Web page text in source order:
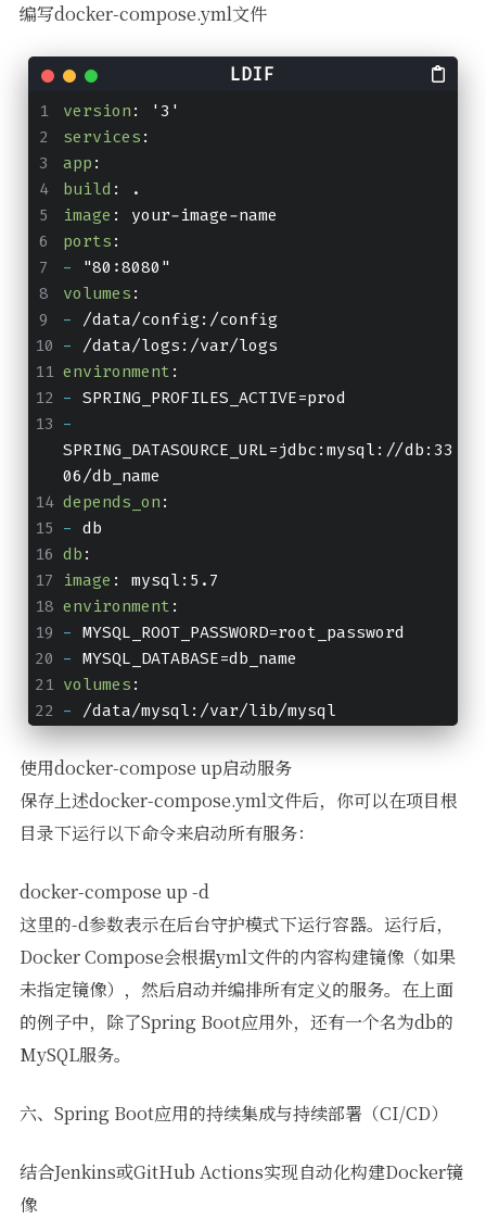
编写docker-compose.yml文件
version : '3'
services :
app :
build : .
image : your-image-name
ports :
- "80:8080"
volumes :
- /data/config:/config
- /data/logs:/var/logs
environment :
- SPRING_PROFILES_ACTIVE=prod
-
SPRING_DATASOURCE_URL=jdbc:mysql://db:33
06/db_name
depends_on :
- db
db :
image : mysql:5.7
environment :
- MYSQL_ROOT_PASSWORD=root_password
- MYSQL_DATABASE=db_name
volumes :
- /data/mysql:/var/lib/mysql
使用docker-compose up启动服务
保存上述docker-compose.yml文件后，你可以在项目根
目录下运行以下命令来启动所有服务：
docker-compose up -d
这里的-d参数表示在后台守护模式下运行容器。运行后，
Docker Compose会根据yml文件的内容构建镜像（如果
未指定镜像），然后启动并编排所有定义的服务。在上面
的例子中，除了Spring Boot应用外，还有一个名为db的
MySQL服务。
六、Spring Boot应用的持续集成与持续部署（CI/CD）
结合Jenkins或GitHub Actions实现自动化构建Docker镜
像